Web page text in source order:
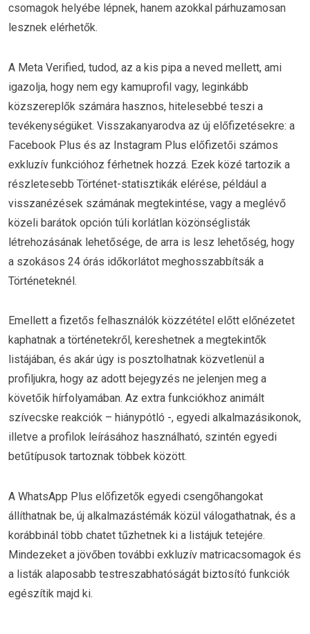
csomagok helyébe lépnek, hanem azokkal párhuzamosan
lesznek elérhetők.
A Meta Verified, tudod, az a kis pipa a neved mellett, ami
igazolja, hogy nem egy kamuprofil vagy, leginkább
közszereplők számára hasznos, hitelesebbé teszi a
tevékenységüket. Visszakanyarodva az új előfizetésekre: a
Facebook Plus és az Instagram Plus előfizetői számos
exkluzív funkcióhoz férhetnek hozzá. Ezek közé tartozik a
részletesebb Történet-statisztikák elérése, például a
visszanézések számának megtekintése, vagy a meglévő
közeli barátok opción túli korlátlan közönséglisták
létrehozásának lehetősége, de arra is lesz lehetőség, hogy
a szokásos 24 órás időkorlátot meghosszabbítsák a
Történeteknél.
Emellett a fizetős felhasználók közzététel előtt előnézetet
kaphatnak a történetekről, kereshetnek a megtekintők
listájában, és akár úgy is posztolhatnak közvetlenül a
profiljukra, hogy az adott bejegyzés ne jelenjen meg a
követőik hírfolyamában. Az extra funkciókhoz animált
szívecske reakciók – hiánypótló -, egyedi alkalmazásikonok,
illetve a profilok leírásához használható, szintén egyedi
betűtípusok tartoznak többek között.
A WhatsApp Plus előfizetők egyedi csengőhangokat
állíthatnak be, új alkalmazástémák közül válogathatnak, és a
korábbinál több chatet tűzhetnek ki a listájuk tetejére.
Mindezeket a jövőben további exkluzív matricacsomagok és
a listák alaposabb testreszabhatóságát biztosító funkciók
egészítik majd ki.